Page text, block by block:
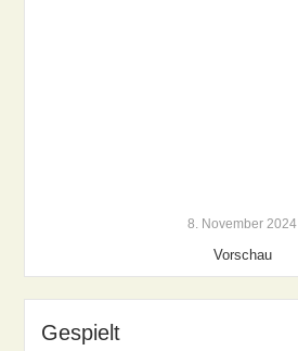
8. November 2024
Vorschau
Gespielt